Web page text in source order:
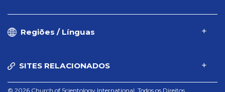
Regiões / Línguas
SITES RELACIONADOS
© 2026 Church of Scientology International. Todos os Direitos